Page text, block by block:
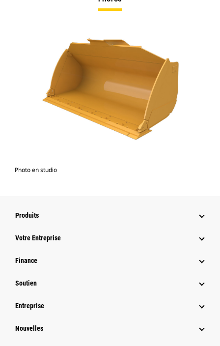
Photo en studio
Produits
Votre Entreprise
Finance
Soutien
Entreprise
Nouvelles